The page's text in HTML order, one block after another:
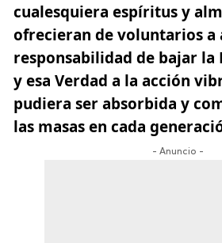
cualesquiera espíritus y
ofrecieran de voluntarios a
responsabilidad de bajar la
y esa Verdad a la acción
pudiera ser absorbida y
las masas en cada
- Anuncio -